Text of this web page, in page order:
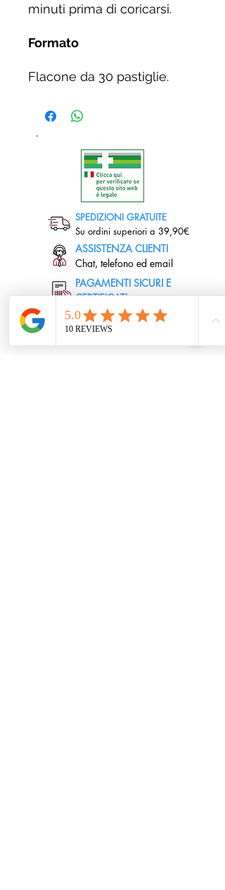
minuti prima di coricarsi.
Formato
Flacone da 30 pastiglie.
SPEDIZIONI GRATUITE
Su ordini superiori a 39,90€
ASSISTENZA CLIENTI
Chat, telefono ed email
PAGAMENTI SICURI E
CERTIFICATI
RIMBORSO SEMPLICE
In tempi rapidi e sicuri